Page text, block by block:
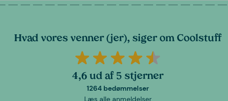
Hvad vores venner (jer), siger om Coolstuff
4,6 ud af 5 stjerner
1264 bedømmelser
Læs alle anmeldelser